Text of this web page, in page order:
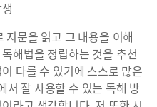
문을 읽고 그 내용을 이해
해법을 정립하는 것을 추천
다를 수 있기에 스스로 많은
서 잘 사용할 수 있는 독해 방